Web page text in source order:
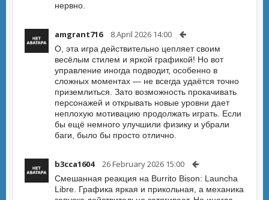
нервно.
amgrant716 8 April 2026 14:00
О, эта игра действительно цепляет своим
весёлым стилем и яркой графикой! Но вот
управление иногда подводит, особенно в
сложных моментах — не всегда удаётся точно
приземлиться. Зато возможность прокачивать
персонажей и открывать новые уровни дает
неплохую мотивацию продолжать играть. Если
бы ещё немного улучшили физику и убрали
баги, было бы просто отлично.
b3cca1604 26 February 2026 15:00
Смешанная реакция на Burrito Bison: Launcha
Libre. Графика яркая и прикольная, а механика